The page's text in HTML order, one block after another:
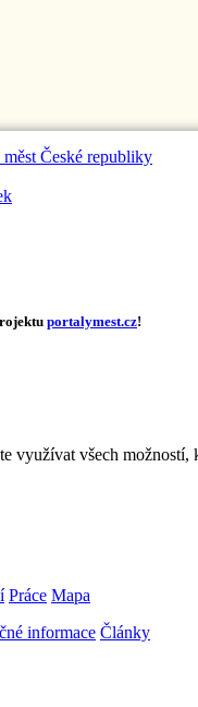
portalymest.cz!
všech
Práce Mapa
informace Články